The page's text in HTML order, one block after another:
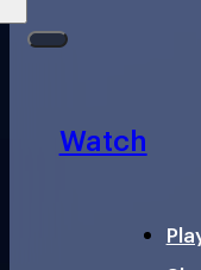
Watch